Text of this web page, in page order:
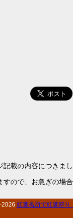
載の内容につきま
ので、お急ぎの場
2026 紅葉名所で紅葉狩り